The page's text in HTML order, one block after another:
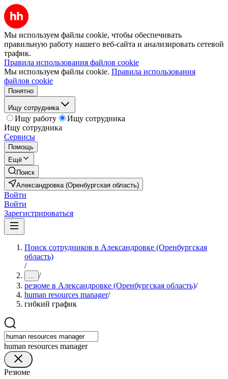
Мы используем файлы cookie, чтобы обеспечивать
правильную работу нашего веб-сайта и анализировать сетевой
трафик.
Правила использования файлов cookie
Мы используем файлы cookie. Правила использования
файлов cookie
Понятно
Ищу сотрудника
Ищу работу
Ищу сотрудника
Ищу сотрудника
Сервисы
Помощь
Ещё
Поиск
Александровка (Оренбургская область)
Войти
Войти
Зарегистрироваться
Поиск сотрудников в Александровке (Оренбургская
область)
/
... /
резюме в Александровке (Оренбургская область)/
human resources manager/
гибкий график
human resources manager
Резюме